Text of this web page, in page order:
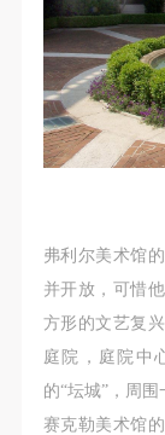
弗利尔美术馆
并开放，可惜
方形的文艺复
庭院，庭院中
的“坛城”，周
赛克勒美术馆